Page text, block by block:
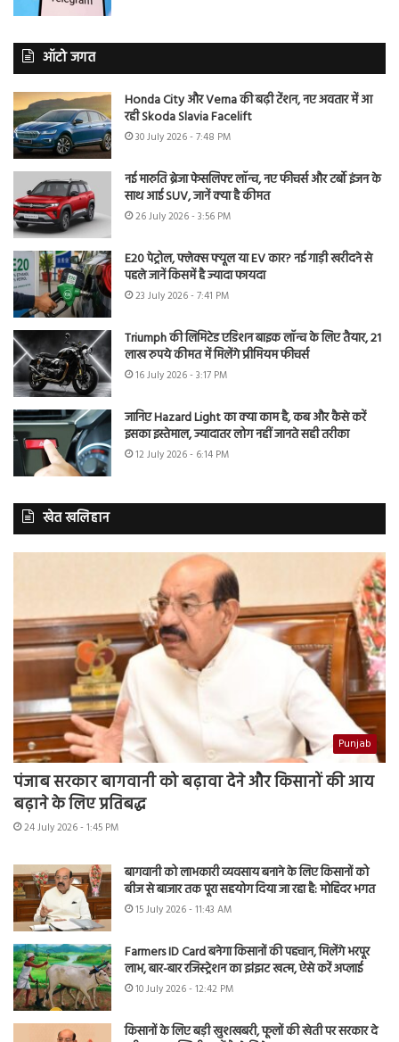
ऑटो जगत
Honda City और Verna की बढ़ी टेंशन, नए अवतार में आ
रही Skoda Slavia Facelift
30 July 2026 - 7:48 PM
नई मारुति ब्रेजा फेसलिफ्ट लॉन्च, नए फीचर्स और टर्बो इंजन के
साथ आई SUV, जानें क्या है कीमत
26 July 2026 - 3:56 PM
E20 पेट्रोल, फ्लेक्स फ्यूल या EV कार? नई गाड़ी खरीदने से
पहले जानें किसमें है ज्यादा फायदा
23 July 2026 - 7:41 PM
Triumph की लिमिटेड एडिशन बाइक लॉन्च के लिए तैयार, 21
लाख रुपये कीमत में मिलेंगे प्रीमियम फीचर्स
16 July 2026 - 3:17 PM
जानिए Hazard Light का क्या काम है, कब और कैसे करें
इसका इस्तेमाल, ज्यादातर लोग नहीं जानते सही तरीका
12 July 2026 - 6:14 PM
खेत खलिहान
Punjab
पंजाब सरकार बागवानी को बढ़ावा देने और किसानों की आय
बढ़ाने के लिए प्रतिबद्ध
24 July 2026 - 1:45 PM
बागवानी को लाभकारी व्यवसाय बनाने के लिए किसानों को
बीज से बाजार तक पूरा सहयोग दिया जा रहा है: मोहिंदर भगत
15 July 2026 - 11:43 AM
Farmers ID Card बनेगा किसानों की पहचान, मिलेंगे भरपूर
लाभ, बार-बार रजिस्ट्रेशन का झंझट खत्म, ऐसे करें अप्लाई
10 July 2026 - 12:42 PM
किसानों के लिए बड़ी खुशखबरी, फूलों की खेती पर सरकार दे